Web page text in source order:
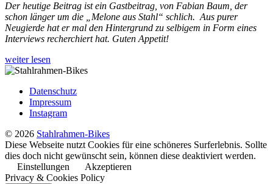
aus
Stahl
für
Der heutige Beitrag ist ein Gastbeitrag, von Fabian Baum, der
schon länger um die „Melone aus Stahl“ schlich. Aus purer
Neugierde hat er mal den Hintergrund zu selbigem in Form eines
Interviews recherchiert hat. Guten Appetit!
weiter lesen
Datenschutz
Impressum
Instagram
© 2026 Stahlrahmen-Bikes
Diese Webseite nutzt Cookies für eine schöneres Surferlebnis. Sollte
dies doch nicht gewünscht sein, können diese deaktiviert werden.
Einstellungen
Akzeptieren
Privacy & Cookies Policy